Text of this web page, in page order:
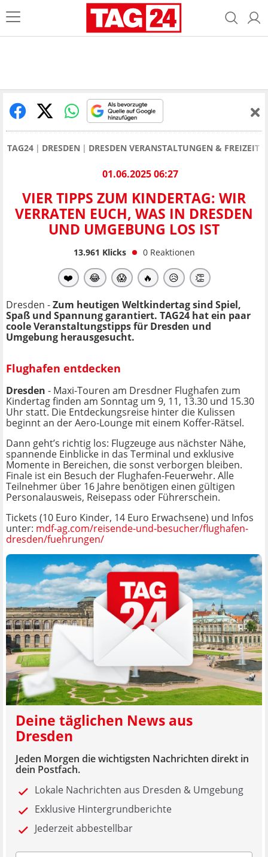
TAG24 DRESDEN DRESDEN VERANSTALTUNGEN & FREIZEIT
01.06.2025 06:27
VIER TIPPS ZUM KINDERTAG: WIR
VERRATEN EUCH, WAS IN DRESDEN
UND UMGEBUNG LOS IST
13.961 Klicks 0 Reaktionen
❤️ 😂 😱 🔥 😥 👏
Dresden -Zum heutigen Weltkindertag sind Spiel,
Spaß und Spannung garantiert. TAG24 hat ein paar
coole Veranstaltungstipps für Dresden und
Umgebung herausgesucht.
Flughafen entdecken
Dresden - Maxi-Touren am Dresdner Flughafen zum
Kindertag finden am Sonntag um 9, 11, 13.30 und 15.30
Uhr statt. Die Entdeckungsreise hinter die Kulissen
beginnt an der Aero-Lounge mit einem Koffer-Rätsel.
Dann geht’s richtig los: Flugzeuge aus nächster Nähe,
spannende Einblicke in das Terminal und exklusive
Momente in Bereichen, die sonst verborgen bleiben.
Finale ist ein Besuch der Flughafen-Feuerwehr. Alle
Teilnehmer über 16 Jahre benötigen einen gültigen
Personalausweis, Reisepass oder Führerschein.
Tickets (10 Euro Kinder, 14 Euro Erwachsene) und Infos
unter: mdf-ag.com/reisende-und-besucher/flughafen-
dresden/fuehrungen/
Deine täglichen News aus
Dresden
Jeden Morgen die wichtigsten Nachrichten direkt in
dein Postfach.
Lokale Nachrichten aus Dresden & Umgebung
Exklusive Hintergrundberichte
Jederzeit abbestellbar